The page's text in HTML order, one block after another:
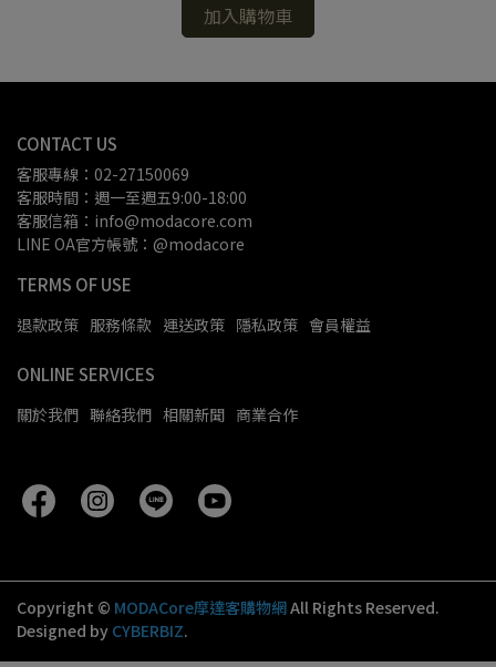
加入購物車
CONTACT US
客服專線：02-27150069
客服時間：週一至週五9:00-18:00
客服信箱：info@modacore.com
LINE OA官方帳號：@modacore
TERMS OF USE
退款政策 服務條款 運送政策 隱私政策 會員權益
ONLINE SERVICES
關於我們 聯絡我們 相關新聞 商業合作
Copyright © MODACore摩達客購物網All Rights Reserved.
Designed by CYBERBIZ.